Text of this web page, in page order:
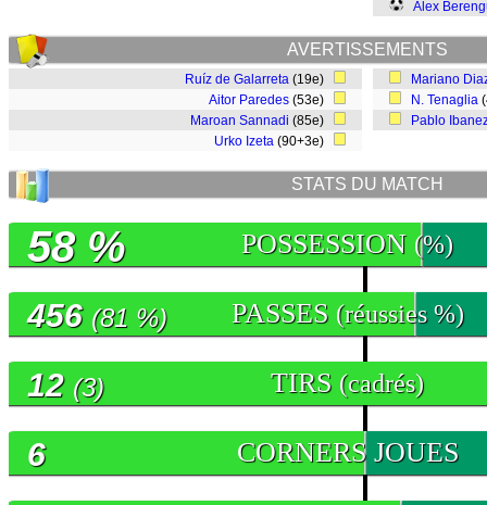
Álex
AVERTISSEMENTS
Ruíz de Galarreta (19e)
Aitor Paredes (53e)
Maroan Sannadi (85e)
Urko Izeta (90+3e)
Mariano
N. Tenaglia
Pablo
STATS DU MATCH
POSSESSION (%)
58 %
PASSES (réussies %)
456 (81 %)
TIRS (cadrés)
12 (3)
CORNERS JOUES
6